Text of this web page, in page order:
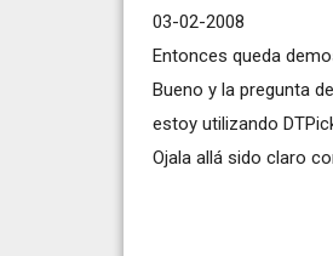
03-02-2008
Entonces queda
Bueno y la pregunta
estoy utilizando
Ojala allá sido claro